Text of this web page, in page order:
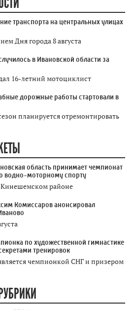
транспорта на центральных улицах
Дня города 8 августа
в Ивановской области за
16-летний мотоциклист
дорожные работы стартовали в
планируется отремонтировать
область принимает чемпионат
водно-моторному спорту
Кинешемском районе
Комиссаров анонсировал
по художественной гимнастике
тренировок
чемпионкой СНГ и призером